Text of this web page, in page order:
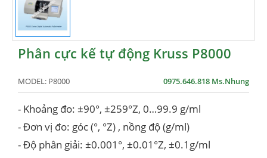
Phân cực kế tự động Kruss P8000
MODEL: P8000 0975.646.818 Ms.Nhung
- Khoảng đo: ±90°, ±259°Z, 0…99.9 g/ml
- Đơn vị đo: góc (°, °Z) , nồng độ (g/ml)
- Độ phân giải: ±0.001°, ±0.01°Z, ±0.1g/ml